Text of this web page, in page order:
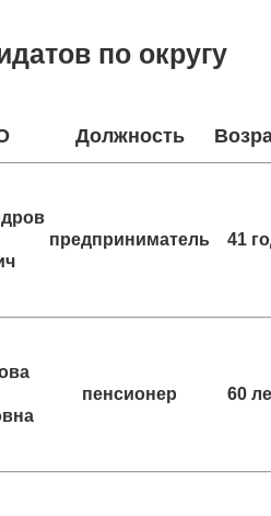
по округу
Должность
предприниматель 41
пенсионер 60